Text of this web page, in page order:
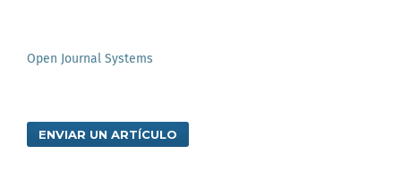
Open Journal Systems
ENVIAR UN ARTÍCULO